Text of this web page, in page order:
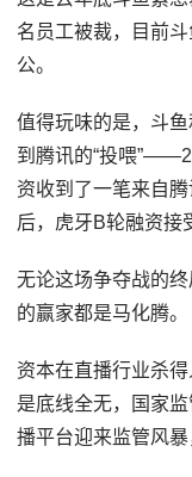
名员工被裁，目前
公。
值得玩味的是，斗
到腾讯的“投喂
资收到了一笔来自
后，虎牙B轮融资接
无论这场争夺战的
的赢家都是马化腾。
资本在直播行业杀
是底线全无，国家
播平台迎来监管风暴